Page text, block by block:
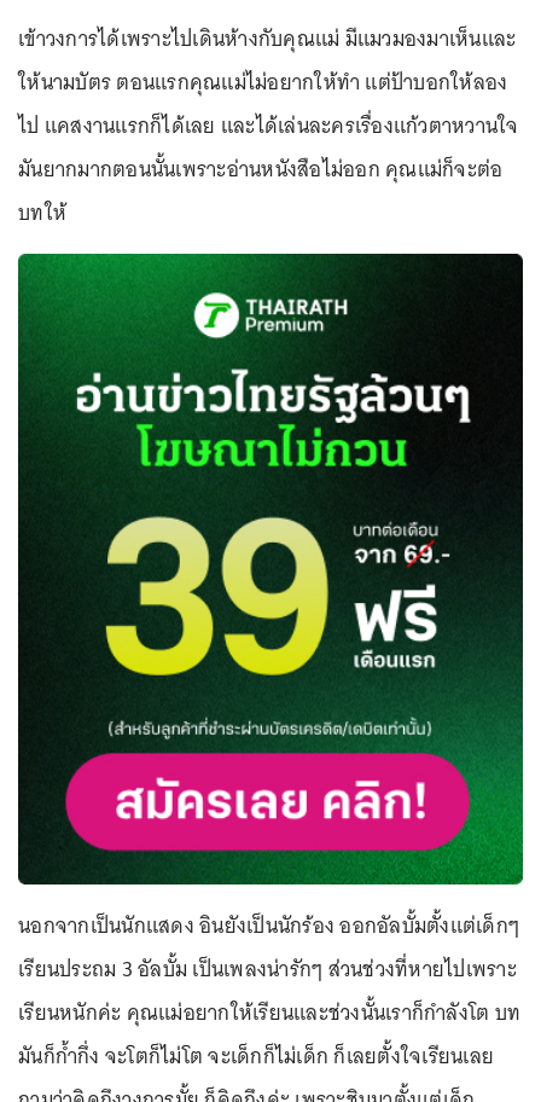
เข้าวงการได้เพราะไปเดินห้างกับคุณแม่ มีแมวมองมาเห็นและ
ให้นามบัตร ตอนแรกคุณแม่ไม่อยากให้ทำ แต่ป้าบอกให้ลอง
ไป แคสงานแรกก็ได้เลย และได้เล่นละครเรื่องแก้วตาหวานใจ
มันยากมากตอนนั้นเพราะอ่านหนังสือไม่ออก คุณแม่ก็จะต่อ
บทให้
นอกจากเป็นนักแสดง อินยังเป็นนักร้อง ออกอัลบั้มตั้งแต่เด็กๆ
เรียนประถม 3 อัลบั้ม เป็นเพลงน่ารักๆ ส่วนช่วงที่หายไปเพราะ
เรียนหนักค่ะ คุณแม่อยากให้เรียนและช่วงนั้นเราก็กำลังโต บท
มันก็ก้ำกึ่ง จะโตก็ไม่โต จะเด็กก็ไม่เด็ก ก็เลยตั้งใจเรียนเลย